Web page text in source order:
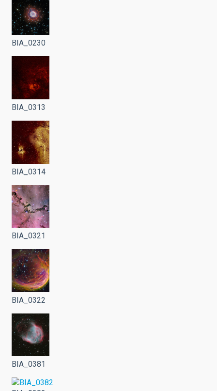
BIA_0230
BIA_0313
BIA_0314
BIA_0321
BIA_0322
BIA_0381